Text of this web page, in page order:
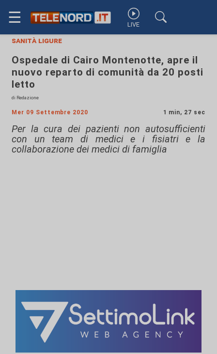
☰ LIVE
sanità ligure
Ospedale di Cairo Montenotte, apre il
nuovo reparto di comunità da 20 posti
letto
di Redazione
Mer 09 Settembre 2020 1 min, 27 sec
Per la cura dei pazienti non autosufficienti
con un team di medici e i fisiatri e la
collaborazione dei medici di famiglia